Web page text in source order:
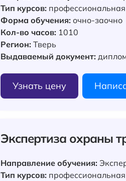
Тип курсов:
Форма обучения: очно-заочно
Кол-во часов: 1010
Регион: Тверь
Выдаваемый документ:
Узнать цену
Экспертиза охраны
Направление обучения:
Тип курсов: